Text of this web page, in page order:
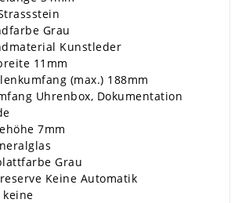
Grau
Kunstleder
11mm
(max.) 188mm
Uhrenbox, Dokumentation
7mm
Grau
Keine Automatik
keine